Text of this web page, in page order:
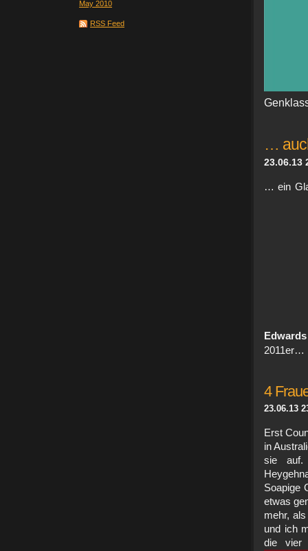
May 2010
RSS Feed
…
23.06.13
… ein
Edwards
2011er…
4
23.06.13
Erst
in
sie auf.
Soapige
etwas
mehr,
und ich
die vier